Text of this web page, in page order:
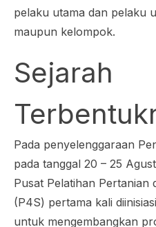
pelaku utama dan pelaku
maupun kelompok.
Sejarah
Pada penyelenggaraan
pada tanggal 20 – 25
Pusat Pelatihan Pertanian
(P4S) pertama kali
untuk mengembangkan